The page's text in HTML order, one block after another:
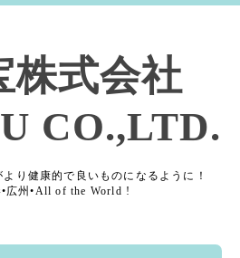
株式会社
CO.,LTD.
り健康的で良いものになるように！
•広州•All of the World !